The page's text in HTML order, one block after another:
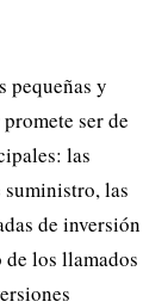
pequeñas y
ser de
las
las
de inversión
los llamados